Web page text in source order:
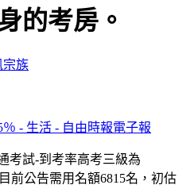
的考房。
宗族
- 生活 - 自由時報電子報
考試-到考率高考三級為
前公告需用名額6815名，初估